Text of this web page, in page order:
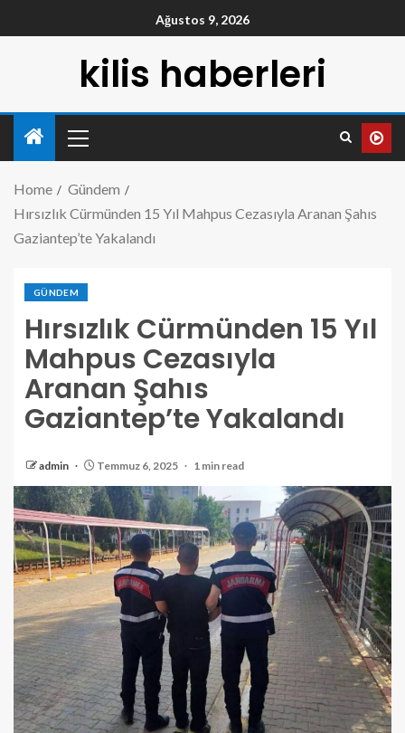
Ağustos 9, 2026
kilis haberleri
Home
Gündem
Hırsızlık Cürmünden 15 Yıl Mahpus Cezasıyla Aranan Şahıs
Gaziantep’te Yakalandı
GÜNDEM
Hırsızlık Cürmünden 15 Yıl
Mahpus Cezasıyla
Aranan Şahıs
Gaziantep’te Yakalandı
admin Temmuz 6, 2025 1 min read